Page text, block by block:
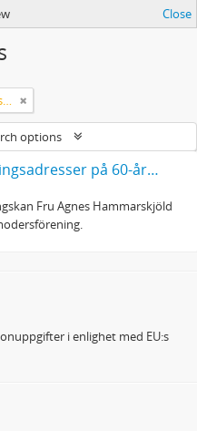
Close
Agnes Hammarskjöld. Hyllningsadresser på 60-årsdagen
options
Agnes Hammarskjöld. Hyllningsadresser på 60-årsdagen
Fru Agnes Hammarskjöld
i enlighet med EU:s